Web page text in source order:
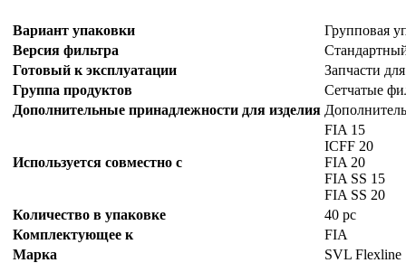
Вариант упаковки
Групповая
Версия фильтра
Готовый к эксплуатации
Запчасти
Группа продуктов
Сетчатые
Дополнительные принадлежности для изделия
Используется совместно с
FIA 15
ICFF 20
FIA 20
FIA SS 15
FIA SS 20
Количество в упаковке
40 pc
Комплектующее к
FIA
Марка
SVL Flexline